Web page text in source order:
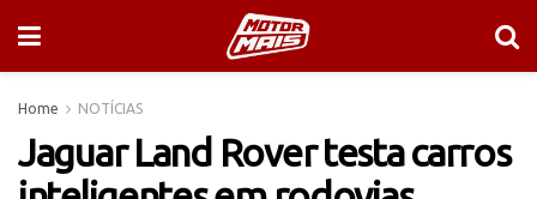
Home NOTÍCIAS
Jaguar Land Rover testa carros